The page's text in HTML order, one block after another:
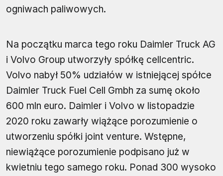
ogniwach paliwowych.
Na początku marca tego roku Daimler Truck AG
i Volvo Group utworzyły spółkę cellcentric.
Volvo nabył 50% udziałów w istniejącej spółce
Daimler Truck Fuel Cell Gmbh za sumę około
600 mln euro. Daimler i Volvo w listopadzie
2020 roku zawarły wiążące porozumienie o
utworzeniu spółki joint venture. Wstępne,
niewiążące porozumienie podpisano już w
kwietniu tego samego roku. Ponad 300 wysoko